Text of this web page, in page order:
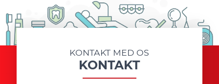
KONTAKT MED OS
KONTAKT